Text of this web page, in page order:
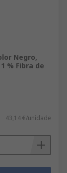
Negro,
% Fibra de
43,14 €/unidade